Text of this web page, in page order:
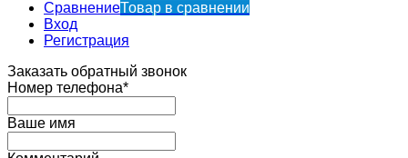
СравнениеТовар в сравнении
Вход
Регистрация
Заказать обратный звонок
Номер телефона*
Ваше имя